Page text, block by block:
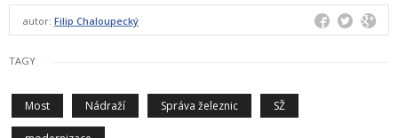
autor: Filip Chaloupecký
TAGY
Most Nádraží Správa železnic SŽ